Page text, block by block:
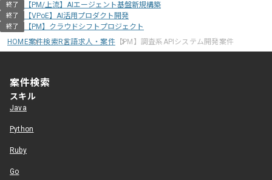
終了 【PM/上流】AIエージェント基盤新規構築
終了 【VPoE】AI活用プロダクト開発
終了
【PM】クラウドシフトプロジェクト
HOME案件検索R言語求人・案件【PM】調査系APIシステム開発案件
案件検索
スキル
Java
Python
Ruby
Go